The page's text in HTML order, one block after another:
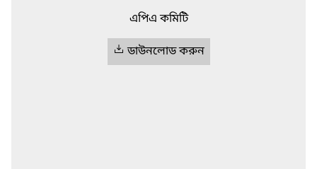
এপিএ কমিটি
ডাউনলোড করুন